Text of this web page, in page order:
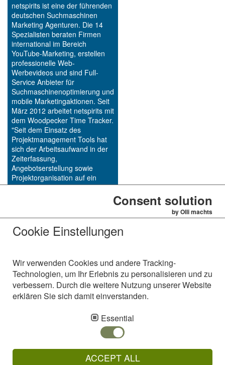
netspirits ist eine der führenden
deutschen Suchmaschinen
Marketing Agenturen. Die 14
Spezialisten beraten Firmen
international im Bereich
YouTube-Marketing, erstellen
professionelle Web-
Werbevideos und sind Full-
Service Anbieter für
Suchmaschinenoptimierung und
mobile Marketingaktionen. Seit
März 2012 arbeitet netspirits mit
dem Woodpecker Time Tracker.
"Seit dem Einsatz des
Projektmanagement Tools hat
sich der Arbeitsaufwand in der
Zeiterfassung,
Angebotserstellung sowie
Projektorganisation auf ein
Minimum reduziert.
zu gestalten", so das Lob der
Inhaber M. Szoltysek und Chr.
Tembrink.
AVS Alzinger & Vogel Softwareentwicklungs GmbH
Telefon: +49 (94 72) 91 12 - 0
Consent solution
by Olli machts
Cookie Einstellungen
Wir verwenden Cookies und andere Tracking-
Technologien, um Ihr Erlebnis zu personalisieren und zu
verbessern. Durch die weitere Nutzung unserer Website
erklären Sie sich damit einverstanden.
Essential
ACCEPT ALL